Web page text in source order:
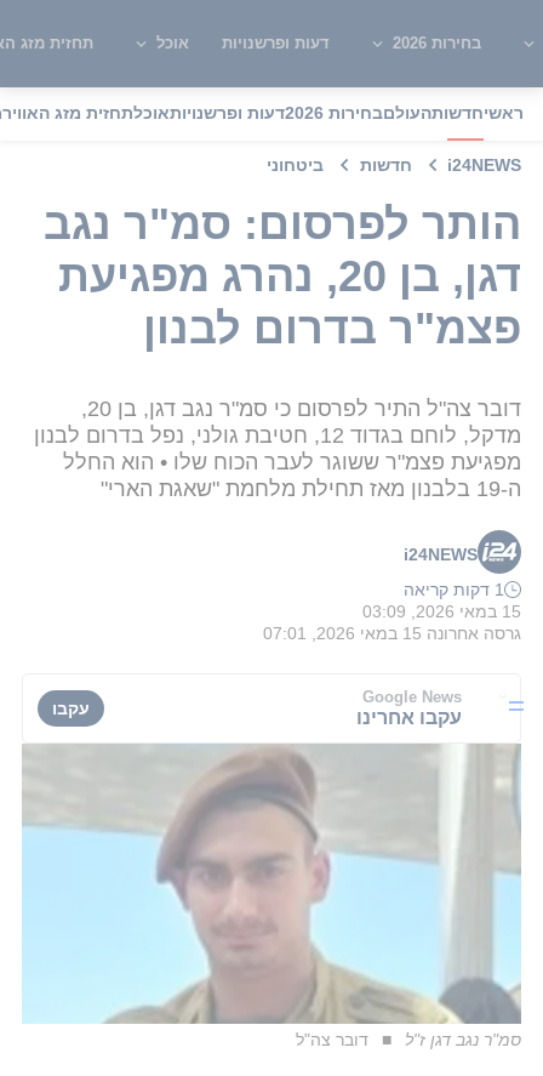
בחירות 2026 דעות ופרשנויות אוכל תחזית מזג
ראשיחדשותהעולםבחירות 2026 דעות ופרשנויותאוכלתחזית מזג האוויר
i24NEWS חדשות ביטחוני
הותר לפרסום: סמ"ר נגב
דגן, בן 20, נהרג מפגיעת
פצמ"ר בדרום לבנון
דובר צה"ל התיר לפרסום כי סמ"ר נגב דגן, בן 20,
מדקל, לוחם בגדוד 12, חטיבת גולני, נפל בדרום לבנון
מפגיעת פצמ"ר ששוגר לעבר הכוח שלו • הוא החלל
ה-19 בלבנון מאז תחילת מלחמת "שאגת הארי"
i24NEWS
1 דקות קריאה
15 במאי 2026, 03:09
גרסה אחרונה 15 במאי 2026, 07:01
Google News
עקבו אחרינו עקבו
סמ"ר נגב דגן ז"ל דובר צה"ל